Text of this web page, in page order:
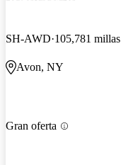
SH-AWD 105,781 millas
Avon, NY
Gran oferta